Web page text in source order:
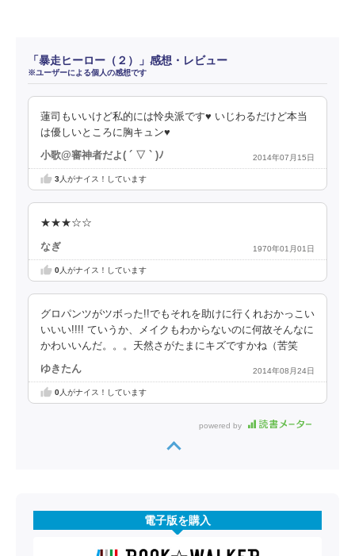
「暴走ヒーロー（２）」感想・レビュー
※ユーザーによる個人の感想です
蓮司もいいけど私的には怜央派です♥ いじわるだけど本当
は優しいところに胸キュン♥
小歌@審神者だよ( ´ ▽ ` )ﾉ 2014年07月15日
3人がナイス！しています
★★★☆☆
なぎ 1970年01月01日
0人がナイス！しています
グロパンツがツボった!!でもそれを助けに行くれおかっこい
いいい!!!! ていうか、メイクもわからないのに何故そんなに
かわいいんだ。。。天然さがたまにキズですかね（苦笑
ゆきたん 2014年08月24日
0人がナイス！しています
powered by
電子版を購入